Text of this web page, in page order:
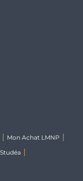
Mon Achat LMNP
Studéa